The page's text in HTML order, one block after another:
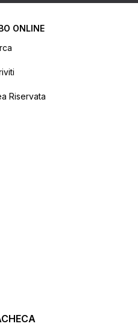
ONLINE
Riservata